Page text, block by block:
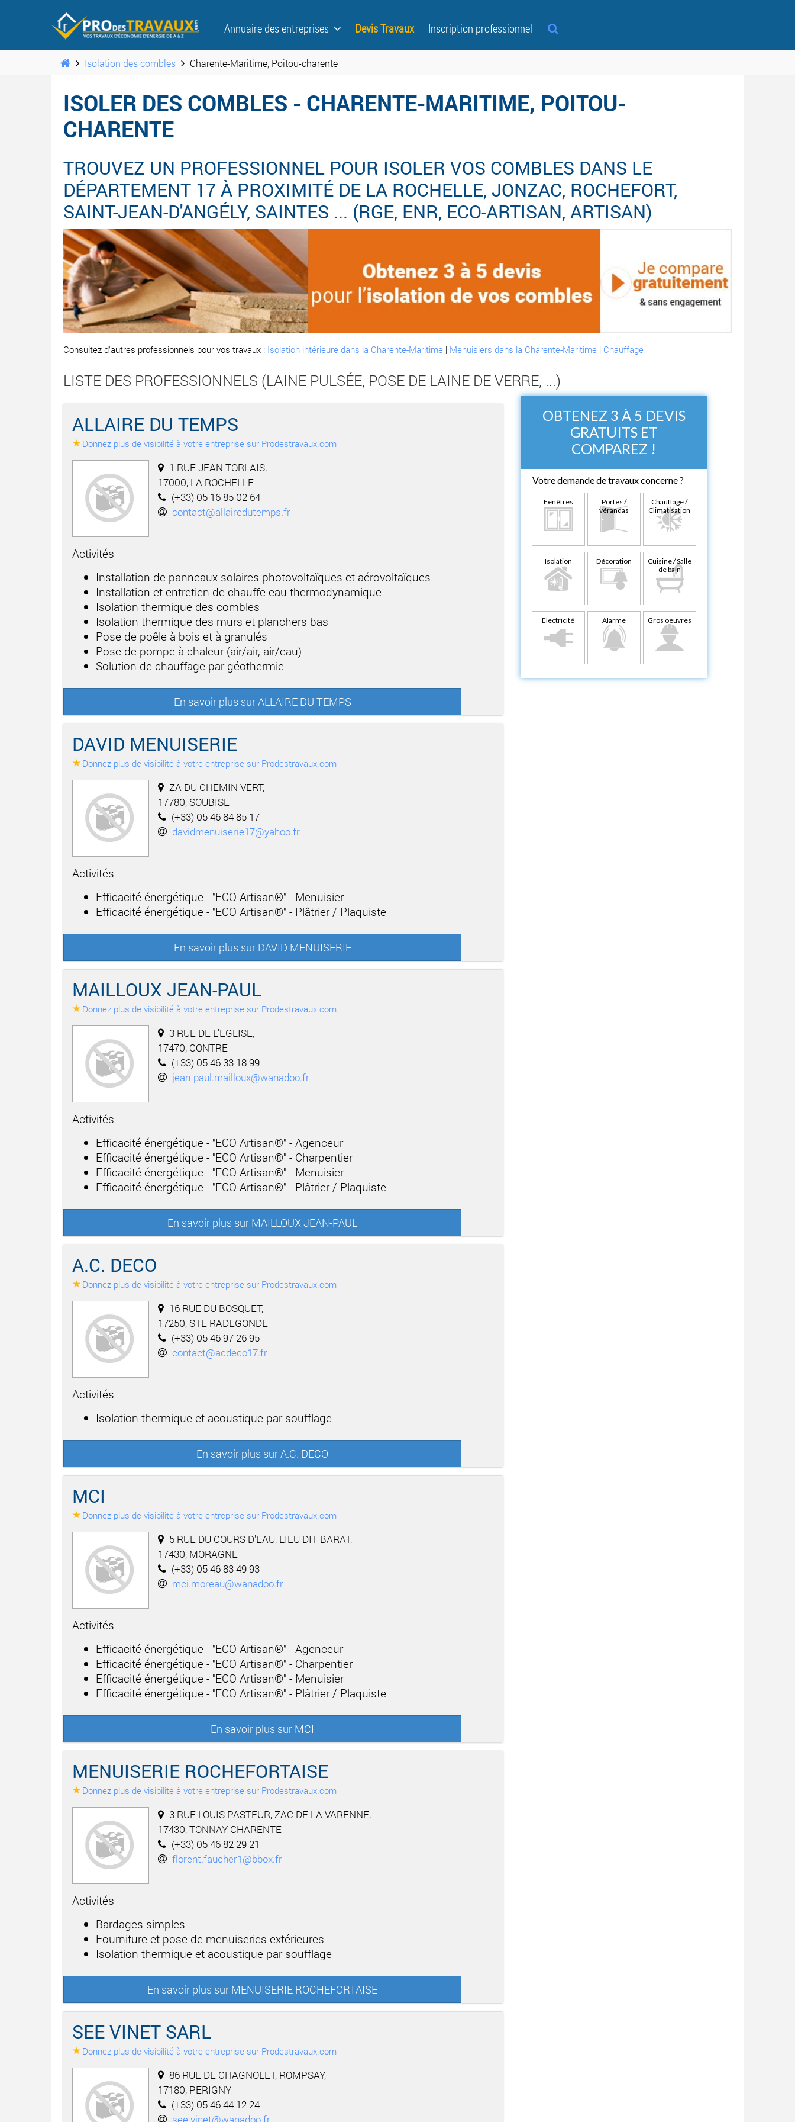
Annuaire des entreprises Devis Travaux Inscription professionnel
Isolation des combles Charente-Maritime, Poitou-charente
ISOLER DES COMBLES - CHARENTE-MARITIME, POITOU-
CHARENTE
TROUVEZ UN PROFESSIONNEL POUR ISOLER VOS COMBLES DANS LE
DÉPARTEMENT 17 À PROXIMITÉ DE LA ROCHELLE, JONZAC, ROCHEFORT,
SAINT-JEAN-D'ANGÉLY, SAINTES ... (RGE, ENR, ECO-ARTISAN, ARTISAN)
Consultez d'autres professionnels pour vos travaux : Isolation intérieure dans la Charente-Maritime | Menuisiers dans la Charente-Maritime | Chauffage
LISTE DES PROFESSIONNELS (LAINE PULSÉE, POSE DE LAINE DE VERRE, ...)
ALLAIRE DU TEMPS
Donnez plus de visibilité à votre entreprise sur Prodestravaux.com
1 RUE JEAN TORLAIS,
17000, LA ROCHELLE
(+33) 05 16 85 02 64
contact@allairedutemps.fr
Activités
Installation de panneaux solaires photovoltaïques et aérovoltaïques
Installation et entretien de chauffe-eau thermodynamique
Isolation thermique des combles
Isolation thermique des murs et planchers bas
Pose de poêle à bois et à granulés
Pose de pompe à chaleur (air/air, air/eau)
Solution de chauffage par géothermie
En savoir plus sur ALLAIRE DU TEMPS
DAVID MENUISERIE
Donnez plus de visibilité à votre entreprise sur Prodestravaux.com
ZA DU CHEMIN VERT,
17780, SOUBISE
(+33) 05 46 84 85 17
davidmenuiserie17@yahoo.fr
Activités
Efficacité énergétique - "ECO Artisan®" - Menuisier
Efficacité énergétique - "ECO Artisan®" - Plâtrier / Plaquiste
En savoir plus sur DAVID MENUISERIE
MAILLOUX JEAN-PAUL
Donnez plus de visibilité à votre entreprise sur Prodestravaux.com
3 RUE DE L'EGLISE,
17470, CONTRE
(+33) 05 46 33 18 99
jean-paul.mailloux@wanadoo.fr
Activités
Efficacité énergétique - "ECO Artisan®" - Agenceur
Efficacité énergétique - "ECO Artisan®" - Charpentier
Efficacité énergétique - "ECO Artisan®" - Menuisier
Efficacité énergétique - "ECO Artisan®" - Plâtrier / Plaquiste
En savoir plus sur MAILLOUX JEAN-PAUL
A.C. DECO
Donnez plus de visibilité à votre entreprise sur Prodestravaux.com
16 RUE DU BOSQUET,
17250, STE RADEGONDE
(+33) 05 46 97 26 95
contact@acdeco17.fr
Activités
Isolation thermique et acoustique par soufflage
En savoir plus sur A.C. DECO
MCI
Donnez plus de visibilité à votre entreprise sur Prodestravaux.com
5 RUE DU COURS D'EAU, LIEU DIT BARAT,
17430, MORAGNE
(+33) 05 46 83 49 93
mci.moreau@wanadoo.fr
Activités
Efficacité énergétique - "ECO Artisan®" - Agenceur
Efficacité énergétique - "ECO Artisan®" - Charpentier
Efficacité énergétique - "ECO Artisan®" - Menuisier
Efficacité énergétique - "ECO Artisan®" - Plâtrier / Plaquiste
En savoir plus sur MCI
MENUISERIE ROCHEFORTAISE
Donnez plus de visibilité à votre entreprise sur Prodestravaux.com
3 RUE LOUIS PASTEUR, ZAC DE LA VARENNE,
17430, TONNAY CHARENTE
(+33) 05 46 82 29 21
florent.faucher1@bbox.fr
Activités
Bardages simples
Fourniture et pose de menuiseries extérieures
Isolation thermique et acoustique par soufflage
En savoir plus sur MENUISERIE ROCHEFORTAISE
SEE VINET SARL
Donnez plus de visibilité à votre entreprise sur Prodestravaux.com
86 RUE DE CHAGNOLET, ROMPSAY,
17180, PERIGNY
(+33) 05 46 44 12 24
see.vinet@wanadoo.fr
OBTENEZ 3 À 5 DEVIS
GRATUITS ET
COMPAREZ !
Votre demande de travaux concerne ?
Fenêtres
Portes /
vérandas
Chauffage /
Climatisation
Isolation Décoration
Cuisine / Salle
de bain
Electricité Alarme Gros oeuvres